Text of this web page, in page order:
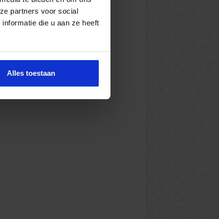
partners voor social
die u aan ze heeft
Alles toestaan